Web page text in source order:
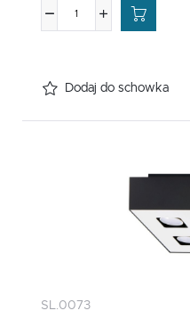
Dodaj do schowka
SL.0073